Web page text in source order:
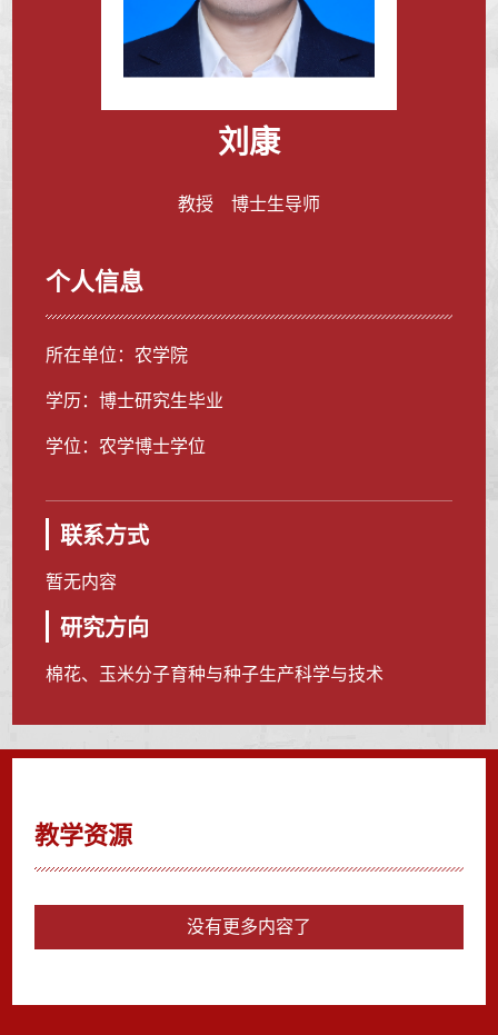
刘康
教授 博士生导师
个人信息
所在单位：农学院
学历：博士研究生毕业
学位：农学博士学位
联系方式
暂无内容
研究方向
棉花、玉米分子育种与种子生产科学与技术
教学资源
没有更多内容了